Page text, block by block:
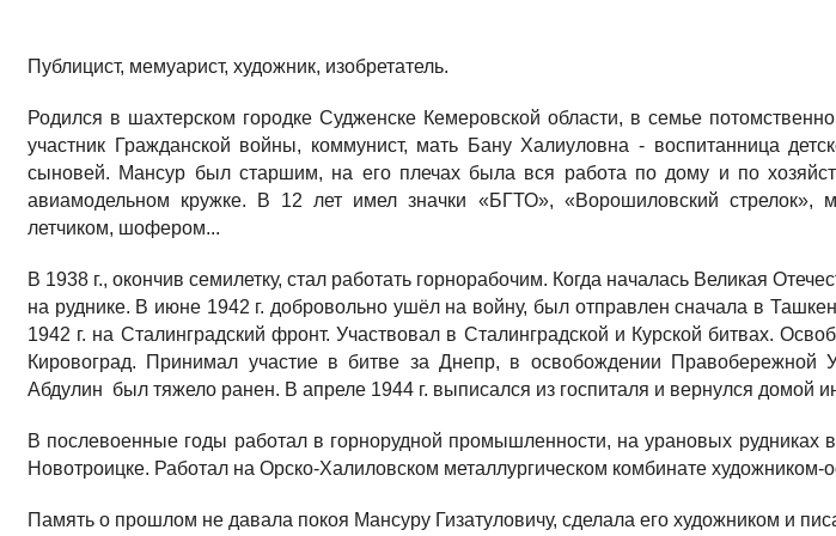
Публицист, мемуарист, художник, изобретатель.
Родился в шахтерском городке Судженске Кемеровской области, в семье
участник Гражданской войны, коммунист, мать Бану Халиуловна - воспитанница
сыновей. Мансур был старшим, на его плечах была вся работа по дому и по
авиамодельном кружке. В 12 лет имел значки «БГТО», «Ворошиловский стрелок»,
летчиком, шофером...
В 1938 г., окончив семилетку, стал работать горнорабочим. Когда началась Великая
на руднике. В июне 1942 г. добровольно ушёл на войну, был отправлен сначала в
1942 г. на Сталинградский фронт. Участвовал в Сталинградской и Курской битвах.
Кировоград. Принимал участие в битве за Днепр, в освобождении Правобережной
Абдулин был тяжело ранен. В апреле 1944 г. выписался из госпиталя и вернулся домой
В послевоенные годы работал в горнорудной промышленности, на урановых рудниках
Новотроицке. Работал на Орско-Халиловском металлургическом комбинате
Память о прошлом не давала покоя Мансуру Гизатуловичу, сделала его художником и